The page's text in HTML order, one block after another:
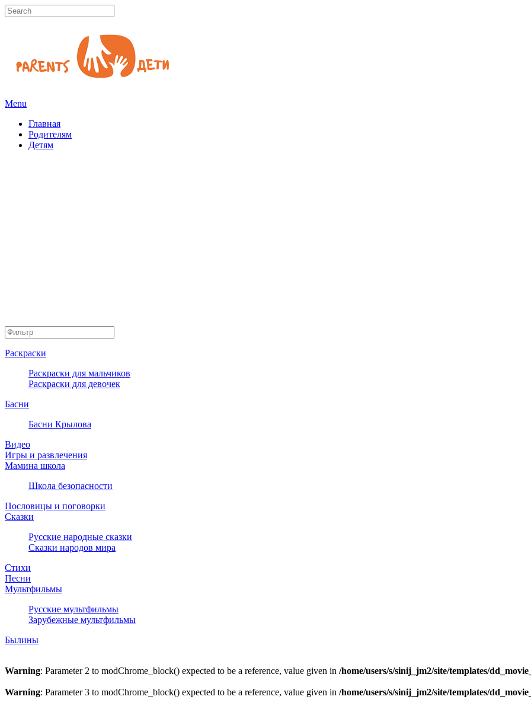
Menu
Главная
Родителям
Детям
Раскраски
Раскраски для мальчиков
Раскраски для девочек
Басни
Басни Крылова
Видео
Игры и развлечения
Мамина школа
Школа безопасности
Пословицы и поговорки
Сказки
Русские народные сказки
Сказки народов мира
Стихи
Песни
Мультфильмы
Русские мультфильмы
Зарубежные мультфильмы
Былины
Warning: Parameter 2 to modChrome_block() expected to be a reference, value given in /home/users/s/sinij_jm2/site/templates/
Warning: Parameter 3 to modChrome_block() expected to be a reference, value given in /home/users/s/sinij_jm2/site/templates/